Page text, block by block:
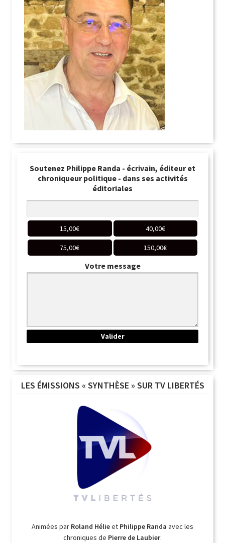
Soutenez Philippe Randa - écrivain, éditeur et
chroniqueur politique - dans ses activités
éditoriales
15,00€ 40,00€
75,00€ 150,00€
Votre message
LES ÉMISSIONS « SYNTHÈSE » SUR TV LIBERTÉS
Animées par Roland Hélieet Philippe Randa avec les
chroniques de Pierre de Laubier.